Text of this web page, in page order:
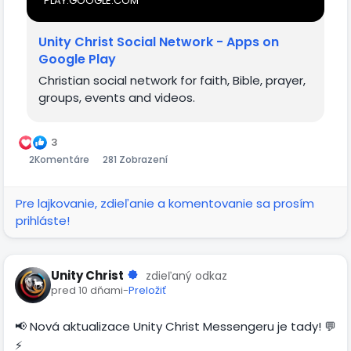
Unity Christ Social Network - Apps on
Google Play
Christian social network for faith, Bible, prayer,
groups, events and videos.
3
2Komentáre 281 Zobrazení
Pre lajkovanie, zdieľanie a komentovanie sa prosím
prihláste!
Unity Christ zdieľaný odkaz
pred 10 dňami-Preložiť
📢 Nová aktualizace Unity Christ Messengeru je tady! 💬
⚡